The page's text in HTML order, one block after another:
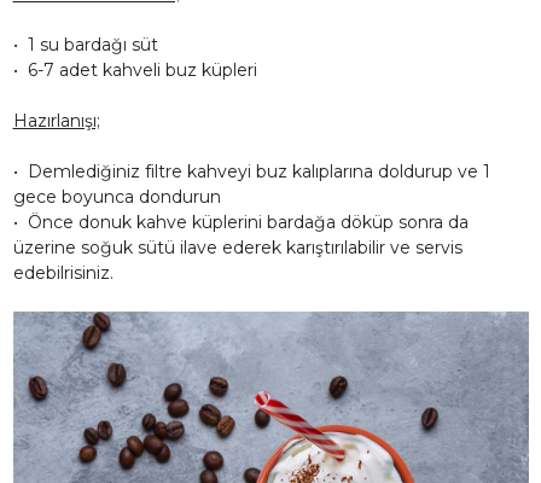
• 1 su bardağı süt
• 6-7 adet kahveli buz küpleri
Hazırlanışı;
• Demlediğiniz filtre kahveyi buz kalıplarına doldurup ve 1
gece boyunca dondurun
• Önce donuk kahve küplerini bardağa döküp sonra da
üzerine soğuk sütü ilave ederek karıştırılabilir ve servis
edebilrisiniz.